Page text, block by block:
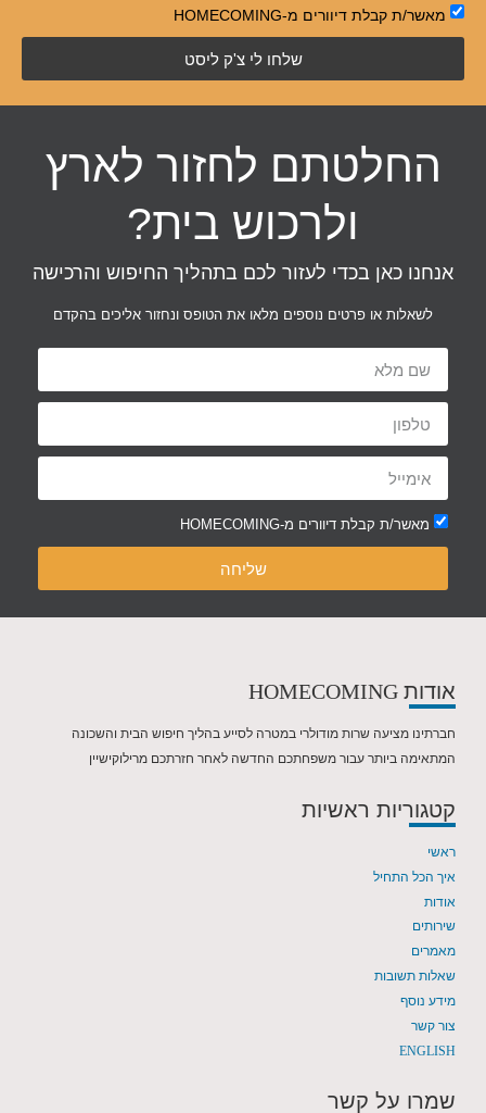
מאשר/ת קבלת דיוורים מ-HOMECOMING
שלחו לי צ'ק ליסט
החלטתם לחזור לארץ
ולרכוש בית?
אנחנו כאן בכדי לעזור לכם בתהליך החיפוש והרכישה
לשאלות או פרטים נוספים מלאו את הטופס ונחזור אליכים בהקדם
מאשר/ת קבלת דיוורים מ-HOMECOMING
שליחה
אודות
חברתינו מציעה שרות מודולרי במטרה לסייע בהליך חיפוש הבית והשכונה
המתאימה ביותר עבור משפחתכם החדשה לאחר חזרתכם מרילוקישיין
קטגוריות ראשיות
ראשי
איך הכל התחיל
אודות
שירותים
מאמרים
שאלות תשובות
מידע נוסף
צור קשר
ENGLISH
שמרו על קשר